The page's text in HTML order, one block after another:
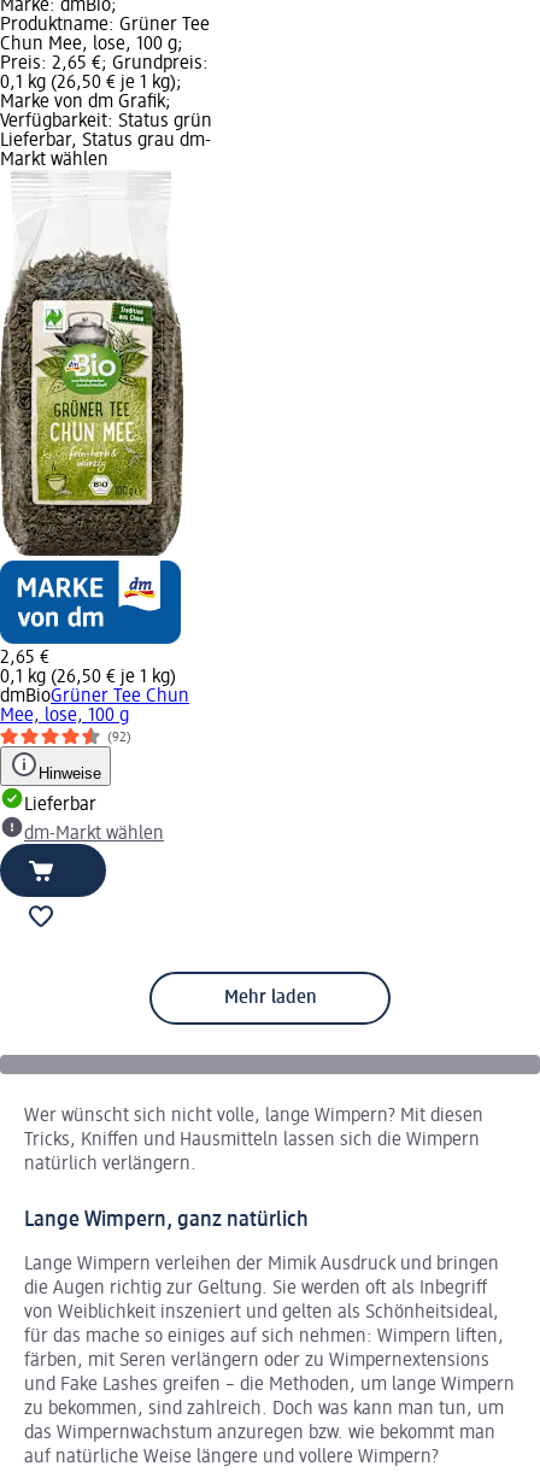
Marke: dmBio;
Produktname: Grüner Tee
Chun Mee, lose, 100 g;
Preis: 2,65 €; Grundpreis:
0,1 kg (26,50 € je 1 kg);
Marke von dm Grafik;
Verfügbarkeit: Status grün
Lieferbar, Status grau dm-
Markt wählen
2,65 €
0,1 kg (26,50 € je 1 kg)
dmBioGrüner Tee Chun
Mee, lose, 100 g
(92)
Hinweise
Lieferbar
dm-Markt wählen
Mehr laden
Wer wünscht sich nicht volle, lange Wimpern? Mit diesen
Tricks, Kniffen und Hausmitteln lassen sich die Wimpern
natürlich verlängern.
Lange Wimpern, ganz natürlich
Lange Wimpern verleihen der Mimik Ausdruck und bringen
die Augen richtig zur Geltung. Sie werden oft als Inbegriff
von Weiblichkeit inszeniert und gelten als Schönheitsideal,
für das mache so einiges auf sich nehmen: Wimpern liften,
färben, mit Seren verlängern oder zu Wimpernextensions
und Fake Lashes greifen – die Methoden, um lange Wimpern
zu bekommen, sind zahlreich. Doch was kann man tun, um
das Wimpernwachstum anzuregen bzw. wie bekommt man
auf natürliche Weise längere und vollere Wimpern?